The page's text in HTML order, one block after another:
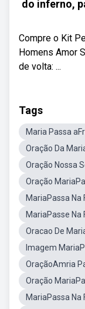
do inferno,
Compre o Kit
Homens Amor
de volta: ...
Tags
Maria Passa
Oração Da
Oração Nossa
Oração
MariaPassa Na
MariaPasse Na
Oracao De
Imagem
OraçãoAmria
Oração
MariaPassa Na